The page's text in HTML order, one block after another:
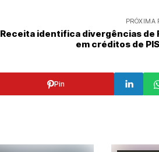
PRÓXIMA
Receita identifica divergências de
em créditos de
Pin